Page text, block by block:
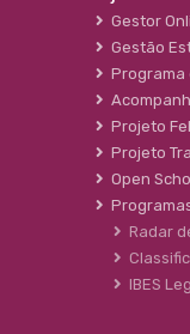
Gestor
Gestão
Programa
Projeto
Projeto
Open
Radar
IBES